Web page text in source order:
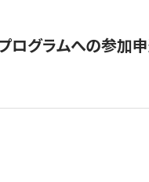
グラムへの参加